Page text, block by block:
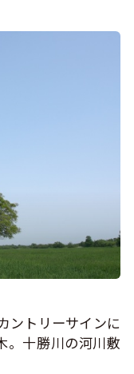
ントリーサインに
。十勝川の河川敷